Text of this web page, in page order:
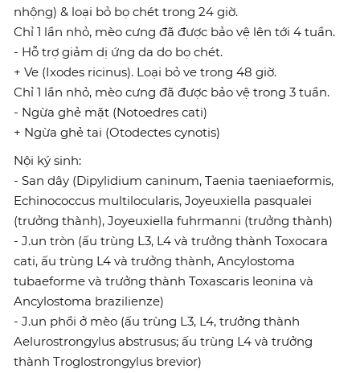
nhộng) & loại bỏ bọ chét trong 24 giờ.
Chỉ 1 lần nhỏ, mèo cưng đã được bảo vệ lên tới 4 tuần.
- Hỗ trợ giảm dị ứng da do bọ chét.
+ Ve (Ixodes ricinus). Loại bỏ ve trong 48 giờ.
Chỉ 1 lần nhỏ, mèo cưng đã được bảo vệ trong 3 tuần.
- Ngừa ghẻ mặt (Notoedres cati)
+ Ngừa ghẻ tai (Otodectes cynotis)
Nội ký sinh:
- San dây (Dipylidium caninum, Taenia taeniaeformis,
Echinococcus multilocularis, Joyeuxiella pasqualei
(trưởng thành), Joyeuxiella fuhrmanni (trưởng thành)
- J.un tròn (ấu trùng L3, L4 và trưởng thành Toxocara
cati, ấu trùng L4 và trưởng thành, Ancylostoma
tubaeforme và trưởng thành Toxascaris leonina và
Ancylostoma brazilienze)
- J.un phổi ở mèo (ấu trùng L3, L4, trưởng thành
Aelurostrongylus abstrusus; ấu trùng L4 và trưởng
thành Troglostrongylus brevior)